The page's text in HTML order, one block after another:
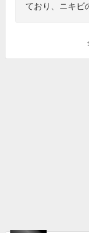
ており、ニキビ